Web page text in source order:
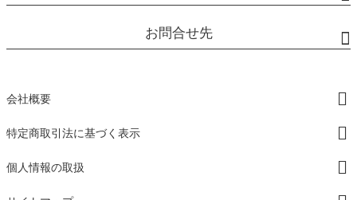
お問合せ先
会社概要
特定商取引法に基づく表示
個人情報の取扱